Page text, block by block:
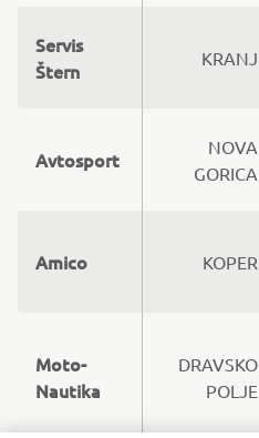
Servis
Štern
KRANJ
Avtosport
NOVA
GORICA
Amico KOPER
Moto-
Nautika
DRAVSKO
POLJE